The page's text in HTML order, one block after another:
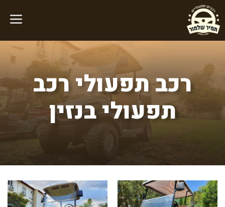
לדלג
לתוכן
רכב תפעולי רכב
תפעולי בנזין